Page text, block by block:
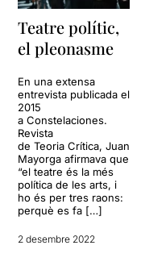
Teatre polític,
el pleonasme
En una extensa
entrevista publicada el
2015
a Constelaciones.
Revista
de Teoria Crítica, Juan
Mayorga afirmava que
“el teatre és la més
política de les arts, i
ho és per tres raons:
perquè es fa […]
2 desembre 2022